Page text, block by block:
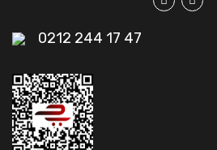
0212 244 17 47